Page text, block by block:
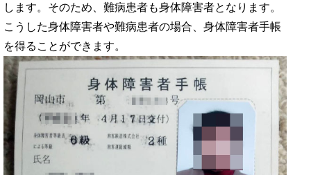
します。そのため、難病患者も身体障害者となります。
こうした身体障害者や難病患者の場合、身体障害者手帳
を得ることができます。